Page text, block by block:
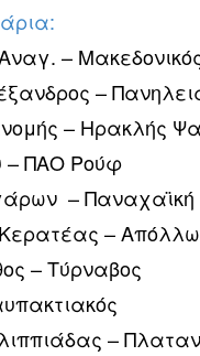
–
–
– Ηρακλής
– ΠΑΟ Ρούφ
– Παναχαϊκή
–
– Τύρναβος
–